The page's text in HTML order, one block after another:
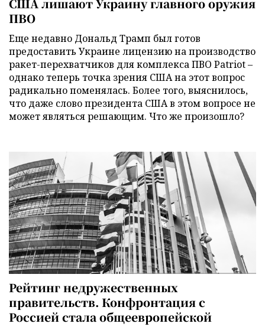
ПВО
Еще недавно Дональд Трамп был готов
предоставить Украине лицензию на производство
ракет-перехватчиков для комплекса ПВО Patriot –
однако теперь точка зрения США на этот вопрос
радикально поменялась. Более того, выяснилось,
что даже слово президента США в этом вопросе не
может являться решающим. Что же произошло?
Рейтинг недружественных
правительств. Конфронтация с
Россией стала общеевропейской